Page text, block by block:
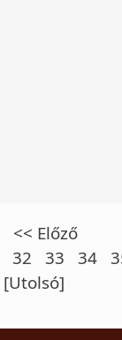
<< Előző
32 33 34
[Utolsó]